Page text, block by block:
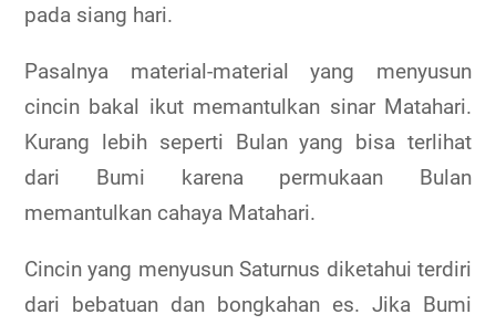
pada siang hari.
Pasalnya material-material yang menyusun
cincin bakal ikut memantulkan sinar Matahari.
Kurang lebih seperti Bulan yang bisa terlihat
dari Bumi karena permukaan Bulan
memantulkan cahaya Matahari.
Cincin yang menyusun Saturnus diketahui terdiri
dari bebatuan dan bongkahan es. Jika Bumi